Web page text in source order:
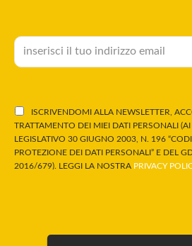
ISCRIVENDOMI ALLA NEWSLETTER,
TRATTAMENTO DEI MIEI DATI PERSONALI
LEGISLATIVO 30 GIUGNO 2003, N. 196
PROTEZIONE DEI DATI PERSONALI” E DEL
2016/679). LEGGI LA NOSTRA PRIVACY